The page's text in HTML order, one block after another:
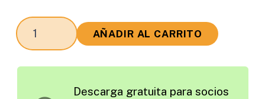
Panorama
sobre
AÑADIR AL CARRITO
Descarga gratuita para socios